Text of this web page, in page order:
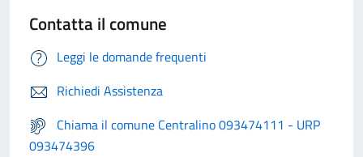
Contatta il comune
Leggi le domande frequenti
Richiedi Assistenza
Chiama il comune Centralino 093474111 - URP
093474396